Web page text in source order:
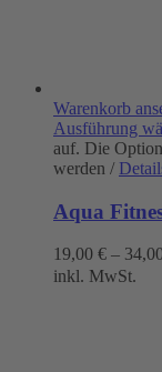
Warenkorb
Ausführung
auf. Die
werden /
Aqua
19,00 € –
inkl. MwSt.